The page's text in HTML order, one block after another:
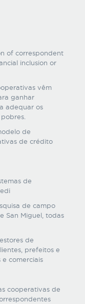
of correspondent
inclusion or
vêm
ganhar
adequar os
de
de crédito
de
de campo
San Miguel, todas
de
prefeitos e
e comerciais
cooperativas de